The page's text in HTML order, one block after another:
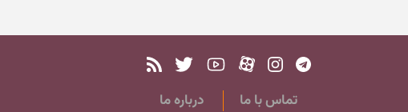
تماس با ما درباره ما